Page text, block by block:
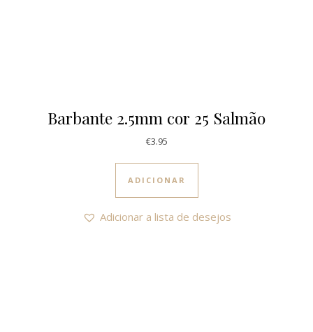
Barbante 2.5mm cor 25 Salmão
€3.95
ADICIONAR
Adicionar a lista de desejos